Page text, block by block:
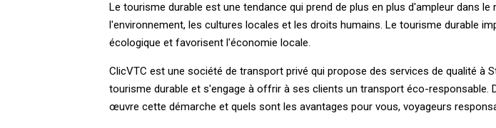
Le tourisme durable est une tendance qui prend de plus en plus d'ampleur dans
l'environnement, les cultures locales et les droits humains. Le tourisme durable
écologique et favorisent l'économie locale.
ClicVTC est une société de transport privé qui propose des services de qualité à
tourisme durable et s'engage à offrir à ses clients un transport éco-responsable.
œuvre cette démarche et quels sont les avantages pour vous, voyageurs